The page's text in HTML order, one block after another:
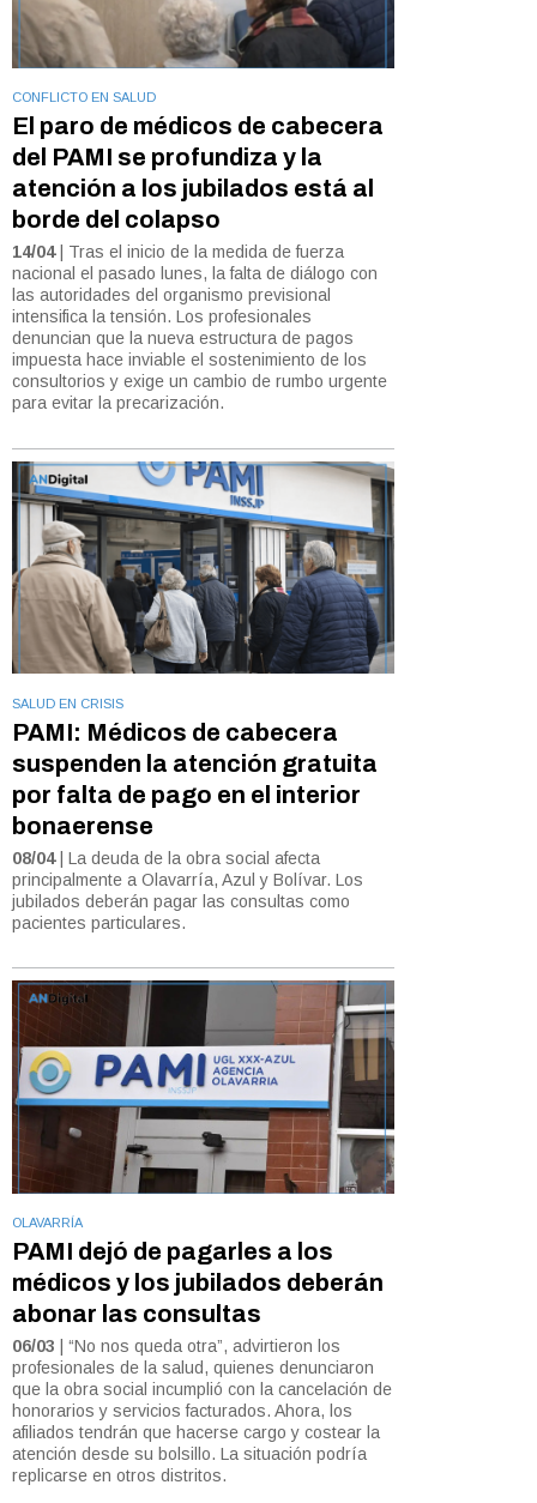
CONFLICTO EN SALUD
El paro de médicos de cabecera
del PAMI se profundiza y la
atención a los jubilados está al
borde del colapso
14/04| Tras el inicio de la medida de fuerza
nacional el pasado lunes, la falta de diálogo con
las autoridades del organismo previsional
intensifica la tensión. Los profesionales
denuncian que la nueva estructura de pagos
impuesta hace inviable el sostenimiento de los
consultorios y exige un cambio de rumbo urgente
para evitar la precarización.
SALUD EN CRISIS
PAMI: Médicos de cabecera
suspenden la atención gratuita
por falta de pago en el interior
bonaerense
08/04| La deuda de la obra social afecta
principalmente a Olavarría, Azul y Bolívar. Los
jubilados deberán pagar las consultas como
pacientes particulares.
OLAVARRÍA
PAMI dejó de pagarles a los
médicos y los jubilados deberán
abonar las consultas
06/03 | “No nos queda otra”, advirtieron los
profesionales de la salud, quienes denunciaron
que la obra social incumplió con la cancelación de
honorarios y servicios facturados. Ahora, los
afiliados tendrán que hacerse cargo y costear la
atención desde su bolsillo. La situación podría
replicarse en otros distritos.